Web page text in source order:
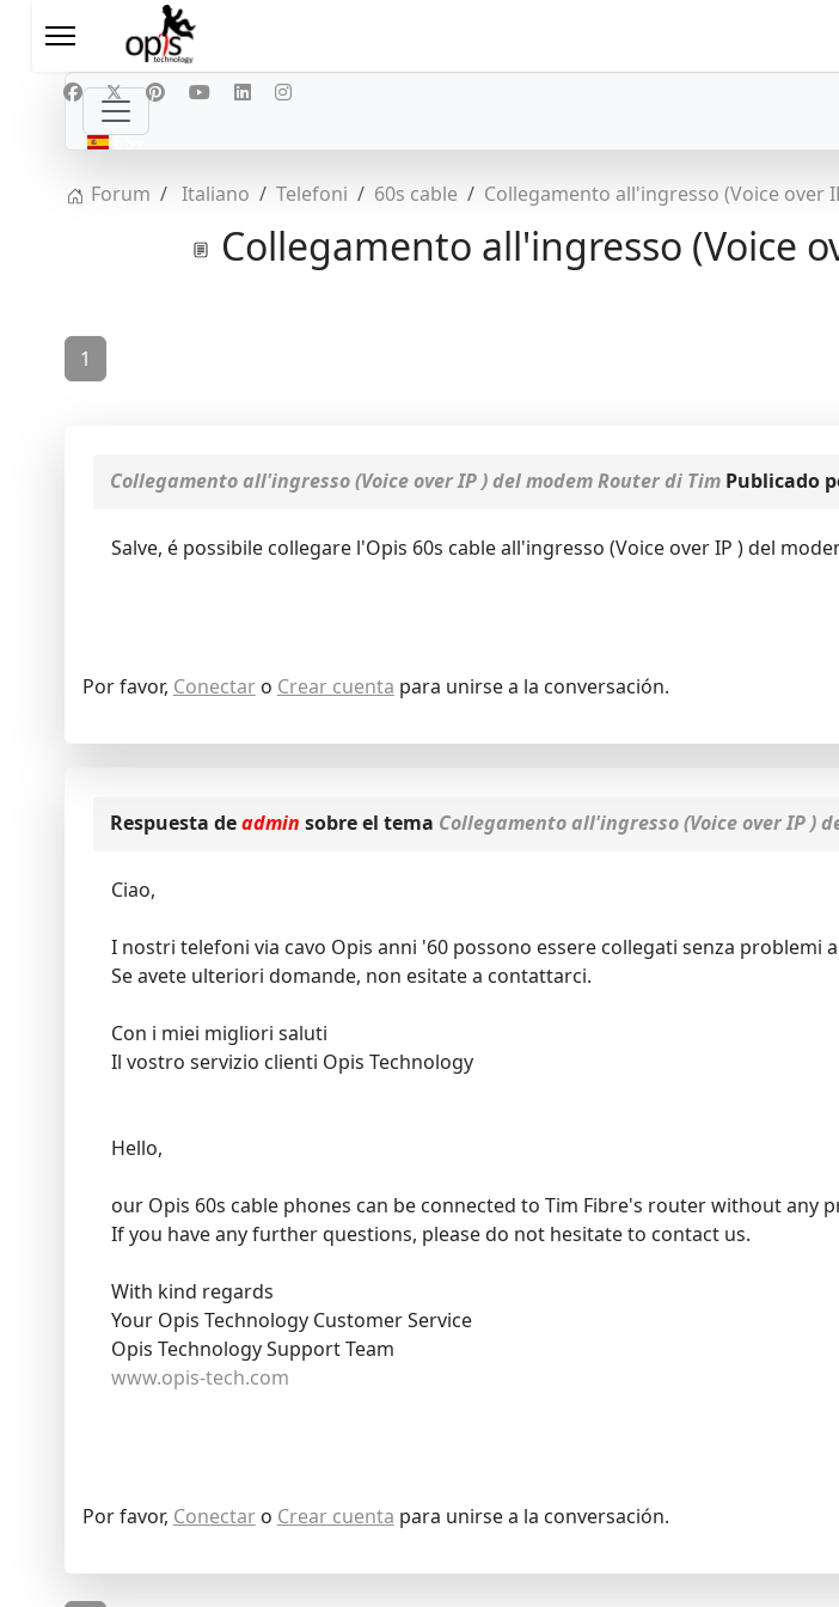
Seleccione su idioma
ES
Forum
Italiano Telefoni 60s cable Collegamento all'ingresso (Voice over
Collegamento all'ingresso (Voice
1
Collegamento all'ingresso (Voice over IP ) del modem Router di TimPublicado
Salve, é possibile collegare l'Opis 60s cable all'ingresso (Voice over IP ) del
Por favor, Conectaro Crear cuenta para unirse a la conversación.
Respuesta deadmin sobre el tema Collegamento all'ingresso (Voice over IP )
Ciao,
I nostri telefoni via cavo Opis anni '60 possono essere collegati senza problemi
Se avete ulteriori domande, non esitate a contattarci.
Con i miei migliori saluti
Il vostro servizio clienti Opis Technology
Hello,
our Opis 60s cable phones can be connected to Tim Fibre's router without any
If you have any further questions, please do not hesitate to contact us.
With kind regards
Your Opis Technology Customer Service
Opis Technology Support Team
www.opis-tech.com
Por favor, Conectaro Crear cuenta para unirse a la conversación.